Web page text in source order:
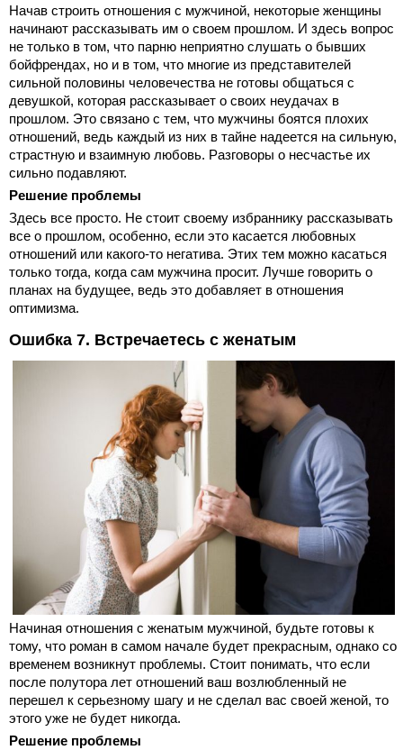
Начав строить отношения с мужчиной, некоторые женщины
начинают рассказывать им о своем прошлом. И здесь вопрос
не только в том, что парню неприятно слушать о бывших
бойфрендах, но и в том, что многие из представителей
сильной половины человечества не готовы общаться с
девушкой, которая рассказывает о своих неудачах в
прошлом. Это связано с тем, что мужчины боятся плохих
отношений, ведь каждый из них в тайне надеется на сильную,
страстную и взаимную любовь. Разговоры о несчастье их
сильно подавляют.
Решение проблемы
Здесь все просто. Не стоит своему избраннику рассказывать
все о прошлом, особенно, если это касается любовных
отношений или какого-то негатива. Этих тем можно касаться
только тогда, когда сам мужчина просит. Лучше говорить о
планах на будущее, ведь это добавляет в отношения
оптимизма.
Ошибка 7. Встречаетесь с женатым
Начиная отношения с женатым мужчиной, будьте готовы к
тому, что роман в самом начале будет прекрасным, однако со
временем возникнут проблемы. Стоит понимать, что если
после полутора лет отношений ваш возлюбленный не
перешел к серьезному шагу и не сделал вас своей женой, то
этого уже не будет никогда.
Решение проблемы